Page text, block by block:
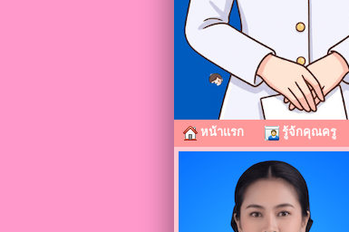
หน้าแรก รู้จ้กคุณครู